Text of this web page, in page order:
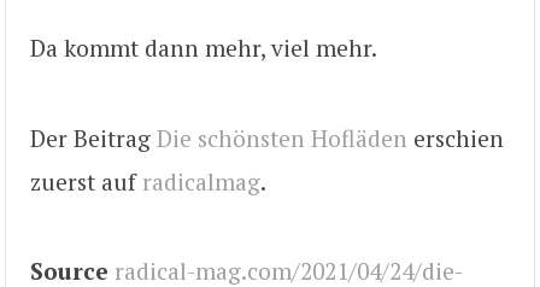
Da kommt dann mehr, viel mehr.
Der Beitrag Die schönsten Hofläden erschien
zuerst auf radicalmag.
Source radical-mag.com/2021/04/24/die-